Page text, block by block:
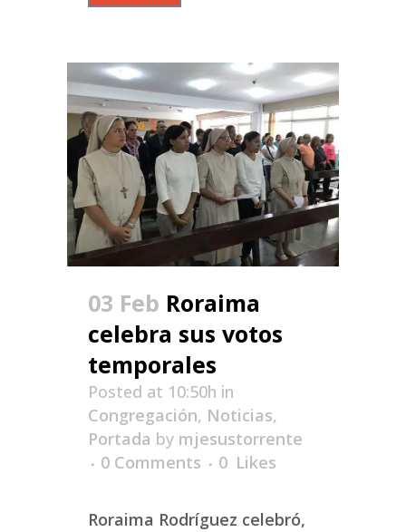
03 Feb Roraima
celebra sus votos
temporales
Posted at 10:50h in
Congregación, Noticias,
Portada by mjesustorrente
0 Comments
0 Likes
Roraima Rodríguez celebró,